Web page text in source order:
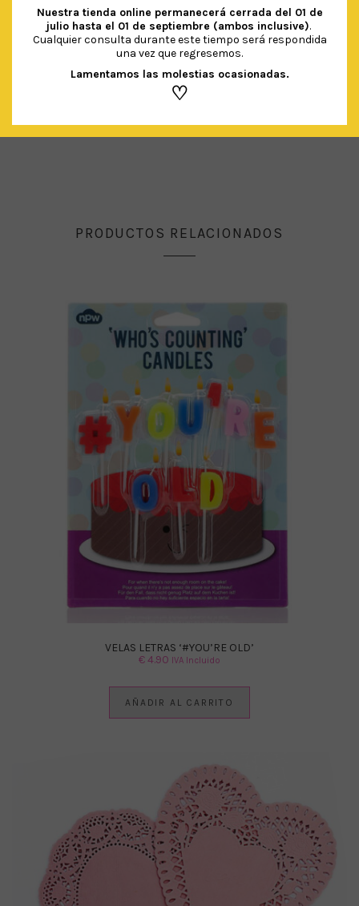
GLOBO XL RELLENO CONFETTI DORADO
PRODUCTOS RELACIONADOS
VELAS LETRAS ‘#YOU’RE OLD’
€4.90 IVA Incluido
AÑADIR AL CARRITO
Nuestra tienda online permanecerá cerrada del 01 de
julio hasta el 01 de septiembre (ambos inclusive).
Cualquier consulta durante este tiempo será respondida
una vez que regresemos.
Lamentamos las molestias ocasionadas.
♡